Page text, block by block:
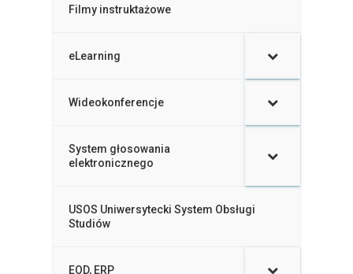
Filmy instruktażowe
–
eLearning
–
Wideokonferencje
–
System głosowania
elektronicznego
–
USOS Uniwersytecki System Obsługi
Studiów
–
EOD, ERP
–